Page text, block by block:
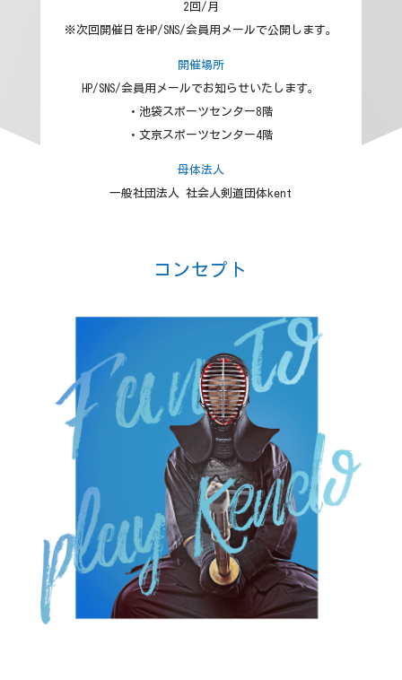
2回/月
※次回開催日をHP/SNS/会員用メールで公開します。
開催場所
HP/SNS/会員用メールでお知らせいたします。
・池袋スポーツセンター8階
・文京スポーツセンター4階
母体法人
一般社団法人 社会人剣道団体kent
コンセプト